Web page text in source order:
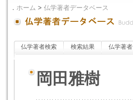
． ホーム > 仏学著者データベース
仏学著者検索 検索結果 仏学著
岡田雅樹